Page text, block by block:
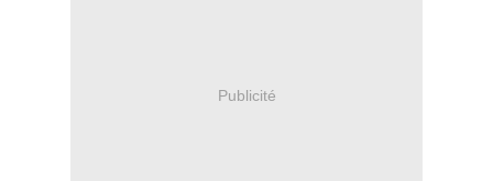
Publicité